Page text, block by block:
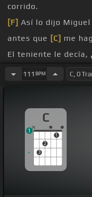
corrido.
[F] Así lo dijo
antes que [C] me
El teniente le decía,
qué no[F]
entregas
111 BPM
C
3
2
1
1